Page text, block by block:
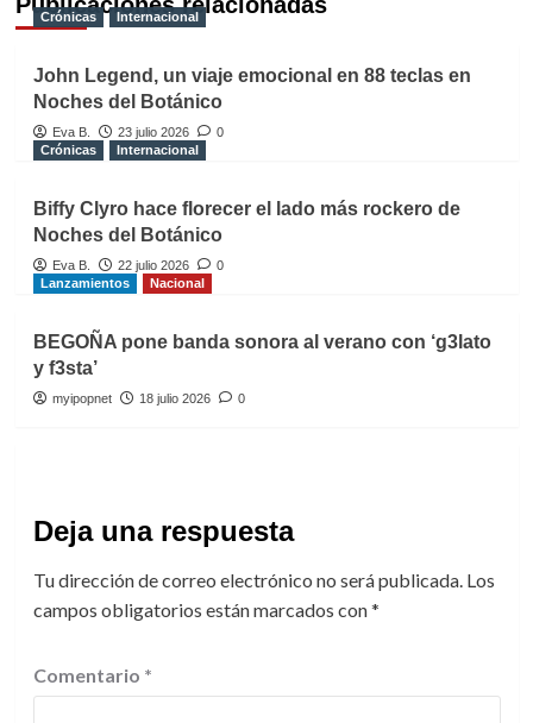
Crónicas Internacional
John Legend, un viaje emocional en 88 teclas en
Noches del Botánico
Eva B. 23 julio 2026
0
Crónicas
Internacional
Biffy Clyro hace florecer el lado más rockero de
Noches del Botánico
Eva B. 22 julio 2026
0
Lanzamientos
Nacional
BEGOÑA pone banda sonora al verano con ‘g3lato
y f3sta’
myipopnet 18 julio 2026 0
Deja una respuesta
Tu dirección de correo electrónico no será publicada. Los
campos obligatorios están marcados con*
Comentario *